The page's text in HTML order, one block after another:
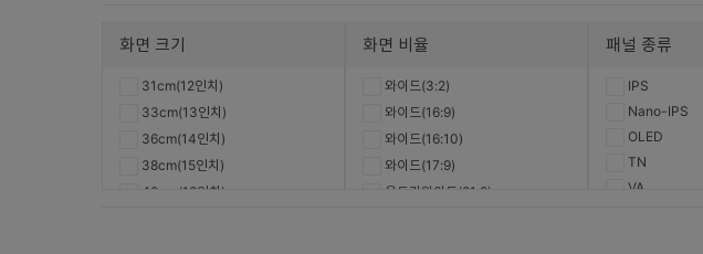
화면 크기
31cm(12인치)
33cm(13인치)
36cm(14인치)
38cm(15인치)
40cm(16인치)
화면 비율
와이드(3:2)
와이드(16:9)
와이드(16:10)
와이드(17:9)
울트라와이드(21:9)
패널 종류
IPS
Nano-IPS
OLED
TN
VA